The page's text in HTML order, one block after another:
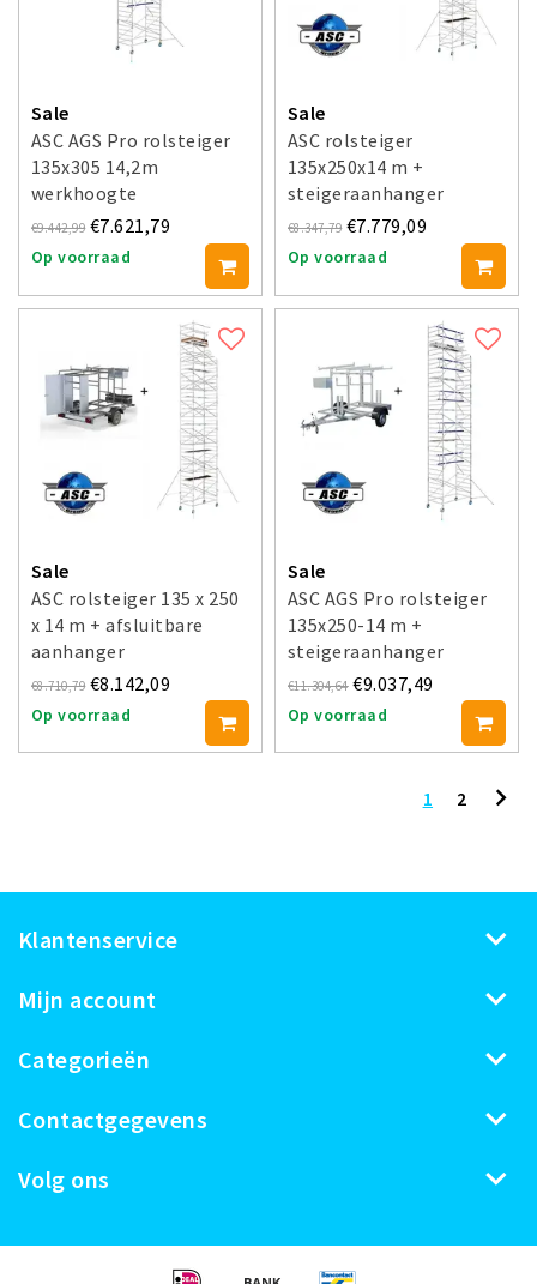
Sale
ASC AGS Pro rolsteiger
135x305 14,2m
werkhoogte
voorloopleuning enkel
€9.442,99 €7.621,79
Op voorraad
Sale
ASC rolsteiger
135x250x14 m +
steigeraanhanger
€8.347,79 €7.779,09
Op voorraad
Sale
ASC rolsteiger 135 x 250
x 14 m + afsluitbare
aanhanger
€8.710,79 €8.142,09
Op voorraad
Sale
ASC AGS Pro rolsteiger
135x250-14 m +
steigeraanhanger
€11.304,64 €9.037,49
Op voorraad
1 2
Klantenservice
Mijn account
Categorieën
Contactgegevens
Volg ons